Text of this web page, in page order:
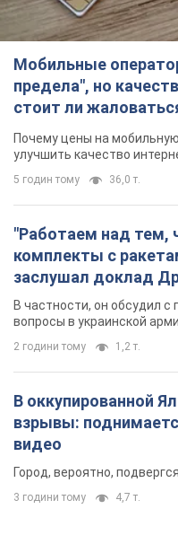
Мобильные
предела", но
стоит ли
Почему цены на
улучшить качество
5 годин тому 36,0 т.
"Работаем над тем,
комплекты с
заслушал доклад
новых мерах
В частности, он обсудил
вопросы в украинской
2 години тому 1,2 т.
В оккупированной
взрывы:
видео
Город, вероятно,
3 години тому 4,7 т.